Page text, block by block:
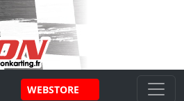
WEBSTORE